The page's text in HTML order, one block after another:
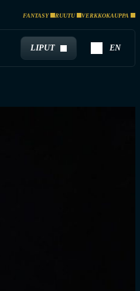
FANTASY RUUTU VERKKOKAUPPA
LIPUT EN